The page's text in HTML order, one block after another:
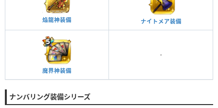
焔龍神装備 ナイトメア装備
魔界神装備
-
ナンバリング装備シリーズ